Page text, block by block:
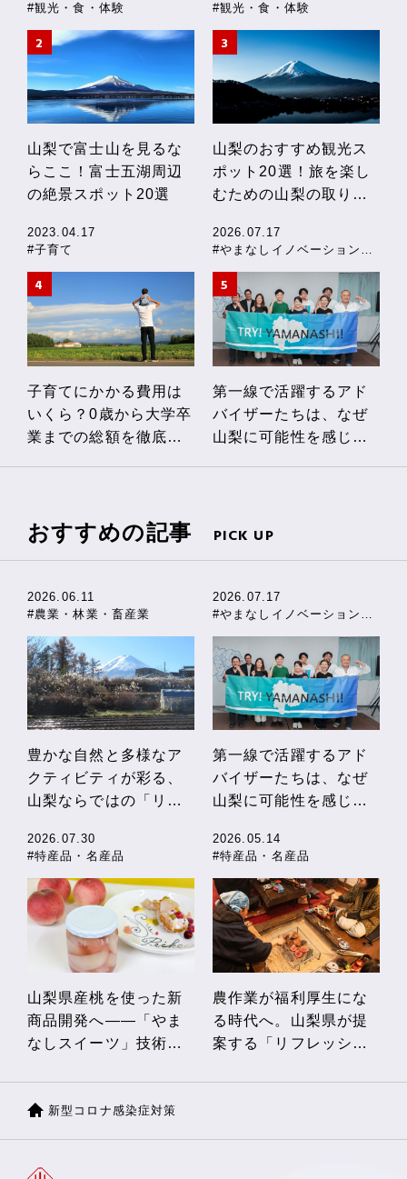
#観光・食・体験
山梨で富士山を見るな
らここ！富士五湖周辺
の絶景スポット20選
#観光・食・体験
山梨のおすすめ観光ス
ポット20選！旅を楽し
むための山梨の取り組
2023.04.17
#子育て
子育てにかかる費用は
いくら？0歳から大学卒
業までの総額を徹底解
2026.07.17
#やまなしイノベーションストーリー
第一線で活躍するアド
バイザーたちは、なぜ
山梨に可能性を感じる
おすすめの記事 PICK UP
2026.06.11
#農業・林業・畜産業
豊かな自然と多様なア
クティビティが彩る、
山梨ならではの「リフ
2026.07.17
第一線で活躍するアド
バイザーたちは、なぜ
山梨に可能性を感じる
2026.07.30
#特産品・名産品
山梨県産桃を使った新
商品開発へ――「やま
なしスイーツ」技術向
2026.05.14
#特産品・名産品
農作業が福利厚生にな
る時代へ。山梨県が提
案する「リフレッシュ
新型コロナ感染症対策